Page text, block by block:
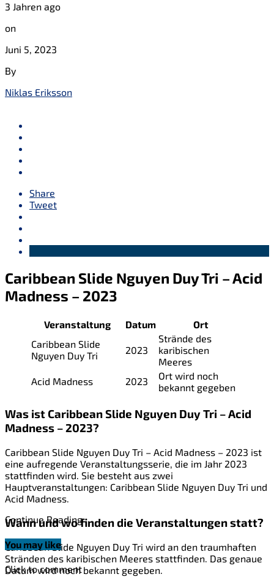
3 Jahren ago
on
Juni 5, 2023
By
Niklas Eriksson
Share
Tweet
Caribbean Slide Nguyen Duy Tri – Acid
Madness – 2023
Veranstaltung Datum
Ort
Caribbean Slide
Nguyen Duy Tri
2023
Strände des
karibischen
Meeres
Acid Madness
2023
Ort wird noch
bekannt gegeben
Was ist Caribbean Slide Nguyen Duy Tri – Acid
Madness – 2023?
Caribbean Slide Nguyen Duy Tri – Acid Madness – 2023 ist
eine aufregende Veranstaltungsserie, die im Jahr 2023
stattfinden wird. Sie besteht aus zwei
Hauptveranstaltungen: Caribbean Slide Nguyen Duy Tri und
Acid Madness.
Wann und wo finden die Veranstaltungen statt?
Caribbean Slide Nguyen Duy Tri wird an den traumhaften
Stränden des karibischen Meeres stattfinden. Das genaue
Datum wird noch bekannt gegeben.
Continue Reading
You may like
Click to comment